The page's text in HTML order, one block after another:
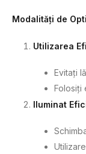
Modalități de
Utilizarea
Evitați
Folosiți
Iluminat